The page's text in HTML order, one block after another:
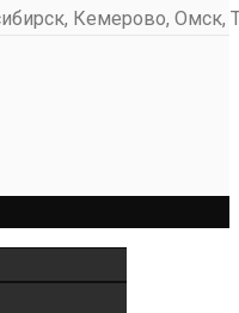
Кемерово, Омск,